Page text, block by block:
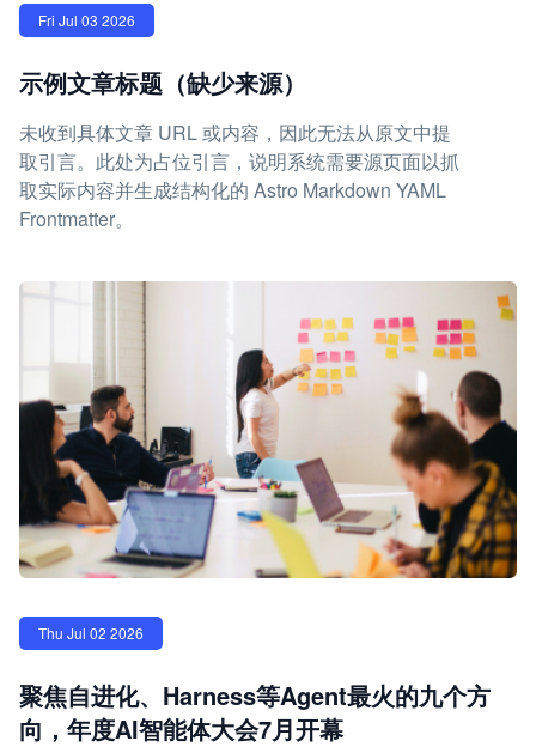
Fri Jul 03 2026
示例文章标题（缺少来源）
未收到具体文章 URL 或内容，因此无法从原文中提
取引言。此处为占位引言，说明系统需要源页面以抓
取实际内容并生成结构化的 Astro Markdown YAML
Frontmatter。
Thu Jul 02 2026
聚焦自进化、Harness等Agent最火的九个方
向，年度AI智能体大会7月开幕